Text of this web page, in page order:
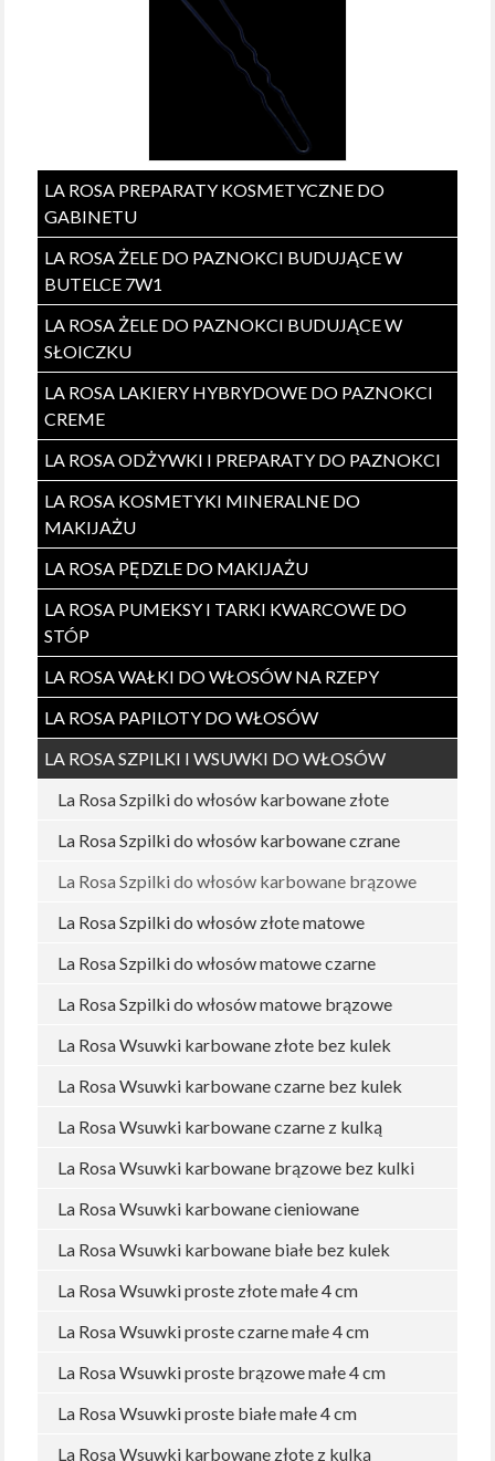
LA ROSA PREPARATY KOSMETYCZNE DO
GABINETU
LA ROSA ŻELE DO PAZNOKCI BUDUJĄCE W
BUTELCE 7W1
LA ROSA ŻELE DO PAZNOKCI BUDUJĄCE W
SŁOICZKU
LA ROSA LAKIERY HYBRYDOWE DO PAZNOKCI
CREME
LA ROSA ODŻYWKI I PREPARATY DO PAZNOKCI
LA ROSA KOSMETYKI MINERALNE DO
MAKIJAŻU
LA ROSA PĘDZLE DO MAKIJAŻU
LA ROSA PUMEKSY I TARKI KWARCOWE DO
STÓP
LA ROSA WAŁKI DO WŁOSÓW NA RZEPY
LA ROSA PAPILOTY DO WŁOSÓW
LA ROSA SZPILKI I WSUWKI DO WŁOSÓW
La Rosa Szpilki do włosów karbowane złote
La Rosa Szpilki do włosów karbowane czrane
La Rosa Szpilki do włosów karbowane brązowe
La Rosa Szpilki do włosów złote matowe
La Rosa Szpilki do włosów matowe czarne
La Rosa Szpilki do włosów matowe brązowe
La Rosa Wsuwki karbowane złote bez kulek
La Rosa Wsuwki karbowane czarne bez kulek
La Rosa Wsuwki karbowane czarne z kulką
La Rosa Wsuwki karbowane brązowe bez kulki
La Rosa Wsuwki karbowane cieniowane
La Rosa Wsuwki karbowane białe bez kulek
La Rosa Wsuwki proste złote małe 4 cm
La Rosa Wsuwki proste czarne małe 4 cm
La Rosa Wsuwki proste brązowe małe 4 cm
La Rosa Wsuwki proste białe małe 4 cm
La Rosa Wsuwki karbowane złote z kulką